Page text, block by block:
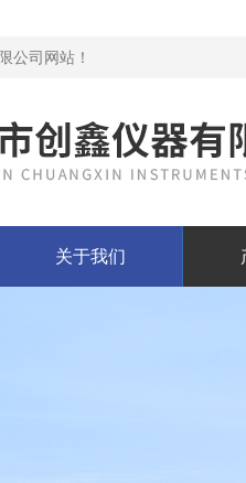
公司网站！
关于我们